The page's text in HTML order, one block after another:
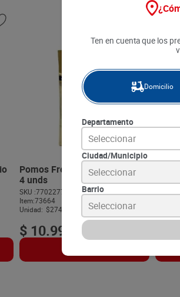
Pomos Freestyle Base Colors x
4 unds
SKU :7702277653417
Item:73664
Unidad: $2747.50
$ 10.990
250
Ten en cuenta que los
Domicilio
Departamento
Seleccionar
Ciudad/Municipio
Seleccionar
Barrio
Seleccionar